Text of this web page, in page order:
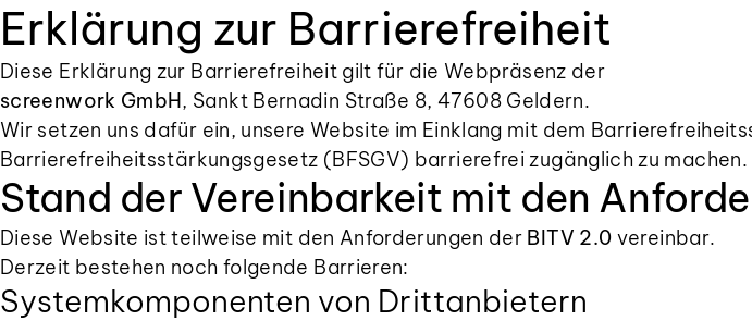
Erklärung zur Barrierefreiheit
Diese Erklärung zur Barrierefreiheit gilt für die Webpräsenz der
screenwork GmbH, Sankt Bernadin Straße 8, 47608 Geldern.
Wir setzen uns dafür ein, unsere Website im Einklang mit dem
Barrierefreiheitsstärkungsgesetz (BFSGV) barrierefrei zugänglich zu machen.
Stand der Vereinbarkeit mit den
Diese Website ist teilweise mit den Anforderungen der BITV 2.0 vereinbar.
Derzeit bestehen noch folgende Barrieren:
Systemkomponenten von Drittanbietern